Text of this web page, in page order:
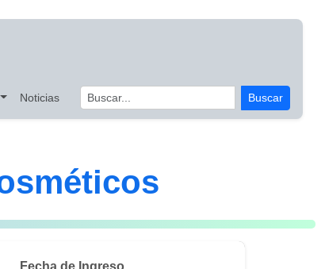
Noticias Buscar
Fecha de Ingreso